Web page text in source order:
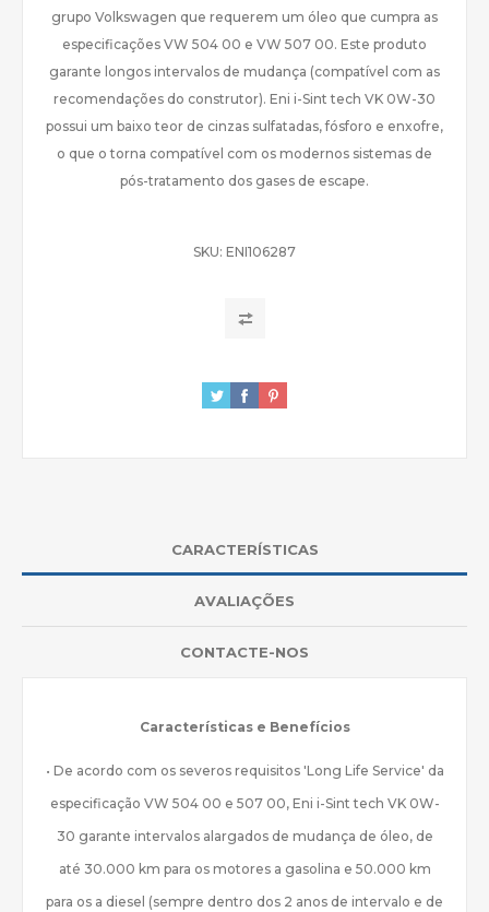
grupo Volkswagen que requerem um óleo que cumpra as
especificações VW 504 00 e VW 507 00. Este produto
garante longos intervalos de mudança (compatível com as
recomendações do construtor). Eni i-Sint tech VK 0W-30
possui um baixo teor de cinzas sulfatadas, fósforo e enxofre,
o que o torna compatível com os modernos sistemas de
pós-tratamento dos gases de escape.
SKU: ENI106287
CARACTERÍSTICAS
AVALIAÇÕES
CONTACTE-NOS
Características e Benefícios
• De acordo com os severos requisitos 'Long Life Service' da
especificação VW 504 00 e 507 00, Eni i-Sint tech VK 0W-
30 garante intervalos alargados de mudança de óleo, de
até 30.000 km para os motores a gasolina e 50.000 km
para os a diesel (sempre dentro dos 2 anos de intervalo e de